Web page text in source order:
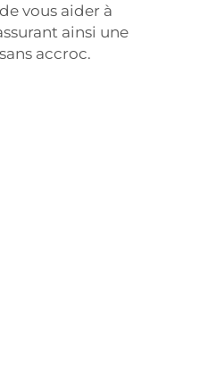
vous aider à
ainsi une
accroc.